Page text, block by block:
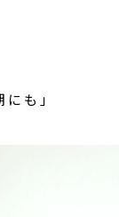
も」